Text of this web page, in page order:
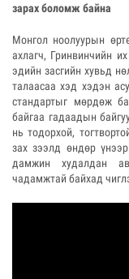
зарах боломж байна
Монгол ноолуурын
ахлагч, Гринвинчийн
эдийн засгийн хувьд
талаасаа хэд хэдэн
стандартыг мөрдөж
байгаа гадаадын
нь тодорхой,
зах зээлд өндөр
дамжин худалдан
чадамжтай байхад